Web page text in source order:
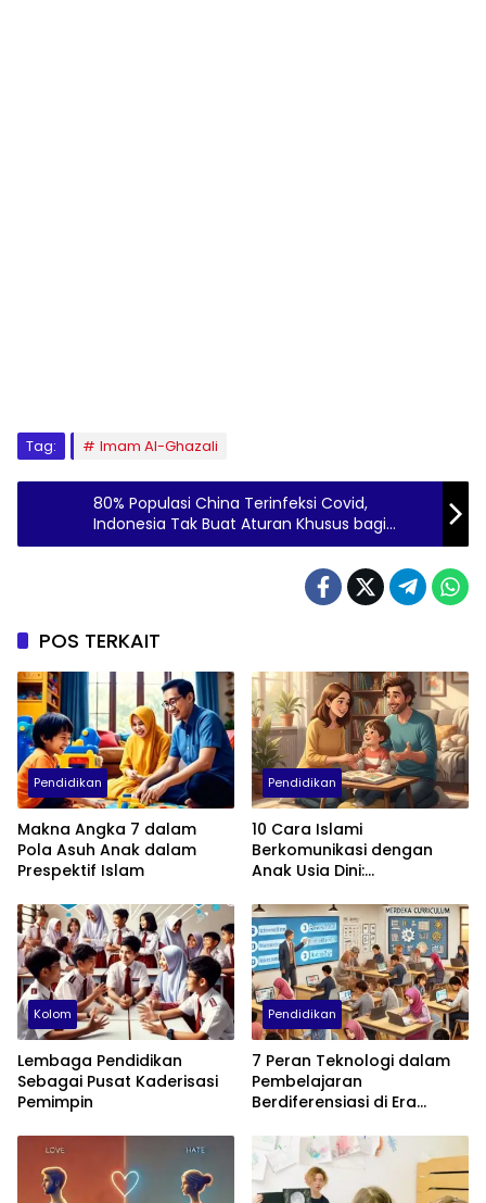
Tag: Imam Al-Ghazali
80% Populasi China Terinfeksi Covid,
Indonesia Tak Buat Aturan Khusus bagi
Wisatawan
POS TERKAIT
Pendidikan
Makna Angka 7 dalam
Pola Asuh Anak dalam
Prespektif Islam
Pendidikan
10 Cara Islami
Berkomunikasi dengan
Anak Usia Dini:
Empati, dan Cinta
Kolom
Lembaga Pendidikan
Sebagai Pusat Kaderisasi
Pemimpin
Pendidikan
7 Peran Teknologi dalam
Pembelajaran
Berdiferensiasi di Era